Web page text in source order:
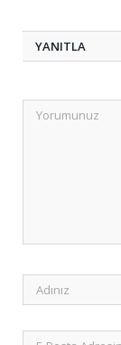
YANITLA